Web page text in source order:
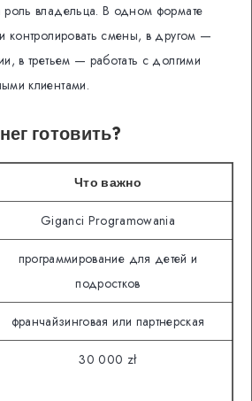
владельца. В одном формате
контролировать смены, в другом —
в третьем — работать с долгими
клиентами.
готовить?
Что важно
Giganci Programowania
программирование для детей и
подростков
франчайзинговая или партнерская
30 000 zł